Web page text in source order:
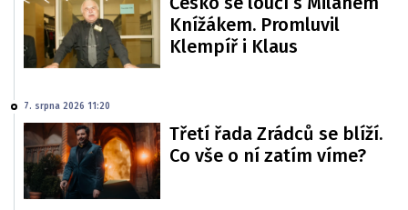
Knížákem. Promluvil
Klempíř i Klaus
7. srpna 2026 11:20
Třetí řada Zrádců se blíží.
Co vše o ní zatím víme?